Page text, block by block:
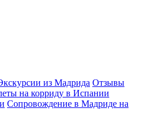
из Мадрида Отзывы
на корриду в Испании
Сопровождение в Мадриде на